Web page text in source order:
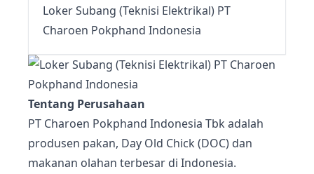
Loker Subang (Teknisi Elektrikal) PT
Charoen Pokphand Indonesia
Tentang Perusahaan
PT Charoen Pokphand Indonesia Tbk adalah
produsen pakan, Day Old Chick (DOC) dan
makanan olahan terbesar di Indonesia.